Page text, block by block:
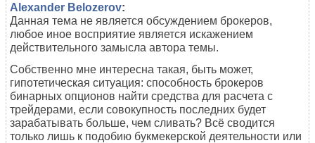
Alexander Belozerov:
Данная тема не является обсуждением брокеров,
любое иное восприятие является искажением
действительного замысла автора темы.
Собственно мне интересна такая, быть может,
гипотетическая ситуация: способность брокеров
бинарных опционов найти средства для расчета с
трейдерами, если совокупность последних будет
зарабатывать больше, чем сливать? Всё сводится
только лишь к подобию букмекерской деятельности или